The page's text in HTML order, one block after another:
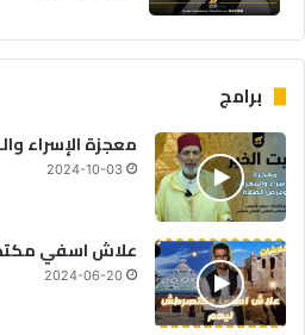
برامج
معجزة الإسراء
2024-10-03
علاش اسفي
2024-06-20